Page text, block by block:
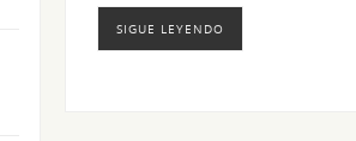
SIGUE LEYENDO